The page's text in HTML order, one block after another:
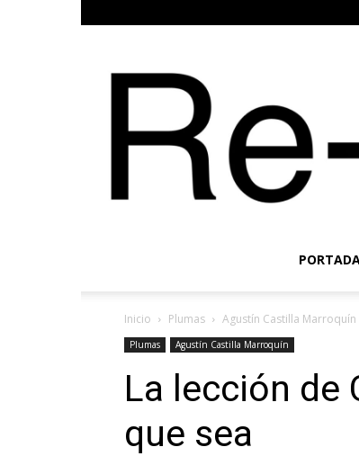
Inicio Plumas Agustín Castilla Marroquín
Plumas Agustín Castilla Marroquín
La lección de
que sea